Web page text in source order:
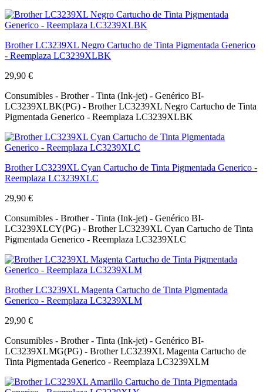
Brother LC3239XL Negro Cartucho de Tinta Pigmentada Generico
- Reemplaza LC3239XLBK
29,90 €
Consumibles - Brother - Tinta (Ink-jet) - Genérico BI-
LC3239XLBK(PG) - Brother LC3239XL Negro Cartucho de Tinta
Pigmentada Generico - Reemplaza LC3239XLBK
Brother LC3239XL Cyan Cartucho de Tinta Pigmentada Generico -
Reemplaza LC3239XLC
29,90 €
Consumibles - Brother - Tinta (Ink-jet) - Genérico BI-
LC3239XLCY(PG) - Brother LC3239XL Cyan Cartucho de Tinta
Pigmentada Generico - Reemplaza LC3239XLC
Brother LC3239XL Magenta Cartucho de Tinta Pigmentada
Generico - Reemplaza LC3239XLM
29,90 €
Consumibles - Brother - Tinta (Ink-jet) - Genérico BI-
LC3239XLMG(PG) - Brother LC3239XL Magenta Cartucho de
Tinta Pigmentada Generico - Reemplaza LC3239XLM